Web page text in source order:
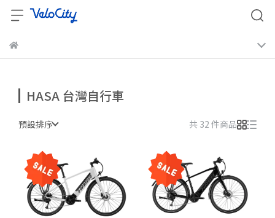
HASA 台灣自行車
預設排序 共 32 件商品